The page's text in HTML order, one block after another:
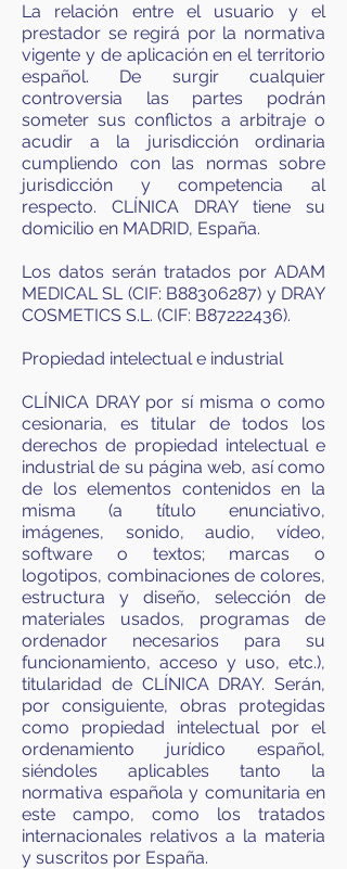
La relación entre el usuario y el
prestador se regirá por la normativa
vigente y de aplicación en el territorio
español. De surgir cualquier
controversia las partes podrán
someter sus conflictos a arbitraje o
acudir a la jurisdicción ordinaria
cumpliendo con las normas sobre
jurisdicción y competencia al
respecto. CLÍNICA DRAY tiene su
domicilio en MADRID, España.
Los datos serán tratados por ADAM
MEDICAL SL (CIF: B88306287) y DRAY
COSMETICS S.L. (CIF: B87222436).
Propiedad intelectual e industrial
CLÍNICA DRAY por sí misma o como
cesionaria, es titular de todos los
derechos de propiedad intelectual e
industrial de su página web, así como
de los elementos contenidos en la
misma (a título enunciativo,
imágenes, sonido, audio, vídeo,
software o textos; marcas o
logotipos, combinaciones de colores,
estructura y diseño, selección de
materiales usados, programas de
ordenador necesarios para su
funcionamiento, acceso y uso, etc.),
titularidad de CLÍNICA DRAY. Serán,
por consiguiente, obras protegidas
como propiedad intelectual por el
ordenamiento jurídico español,
siéndoles aplicables tanto la
normativa española y comunitaria en
este campo, como los tratados
internacionales relativos a la materia
y suscritos por España.